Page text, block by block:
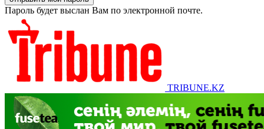
Пароль будет выслан Вам по электронной почте.
TRIBUNE.KZ